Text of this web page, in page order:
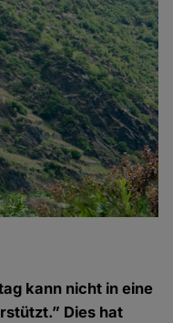
kann nicht in eine
Dies hat